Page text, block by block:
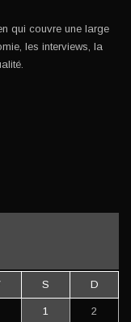
qui couvre une large
les interviews, la
S D
1 2